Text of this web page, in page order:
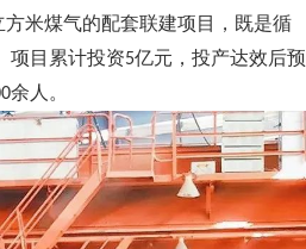
方米煤气的配套联建项目，既是循
项目累计投资5亿元，投产达效后预
余人。